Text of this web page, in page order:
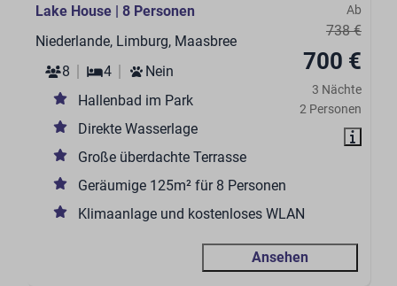
Ab
738 €
700 €
3 Nächte
2 Personen
Lake House | 8 Personen
Niederlande, Limburg, Maasbree
8
4
Nein
Hallenbad im Park
Direkte Wasserlage
Große überdachte Terrasse
Geräumige 125m² für 8 Personen
Klimaanlage und kostenloses WLAN
Ansehen